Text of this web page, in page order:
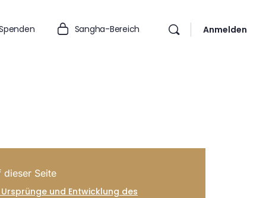
Sangha-Bereich Anmelden
dieser Seite
Ursprünge und Entwicklung des